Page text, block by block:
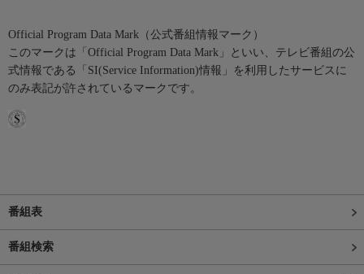
Official Program Data Mark（公式番組情報マーク）
このマークは「Official Program Data Mark」といい、テレビ番組の公
式情報である「SI(Service Information)情報」を利用したサービスに
のみ表記が許されているマークです。
番組表
番組検索